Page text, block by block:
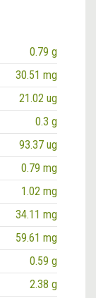
0.79 g
30.51 mg
21.02 ug
0.3 g
93.37 ug
0.79 mg
1.02 mg
34.11 mg
59.61 mg
0.59 g
2.38 g